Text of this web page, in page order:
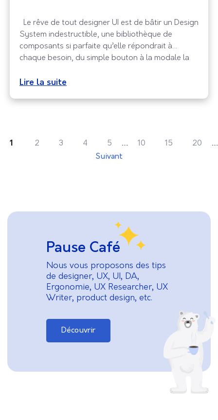
Le rêve de tout designer UI est de bâtir un Design
System indestructible, une bibliothèque de
composants si parfaite qu’elle répondrait à
chaque besoin, du simple bouton à la modale la
rattrape vite les équipes. À force de vouloir tout
Lire la suite
1 2 3 4 5 … 10 15 20 …
Suivant
Pause Café
Nous vous proposons des tips
de designer, UX, UI, DA,
Ergonomie, UX Researcher, UX
Writer, product design, etc.
Découvrir